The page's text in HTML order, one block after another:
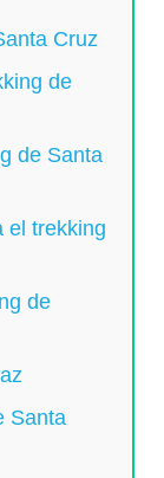
Cruz
de
de Santa
el trekking
de
Santa